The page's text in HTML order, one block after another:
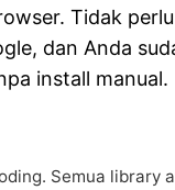
Tidak
dan Anda
install manual.
Semua